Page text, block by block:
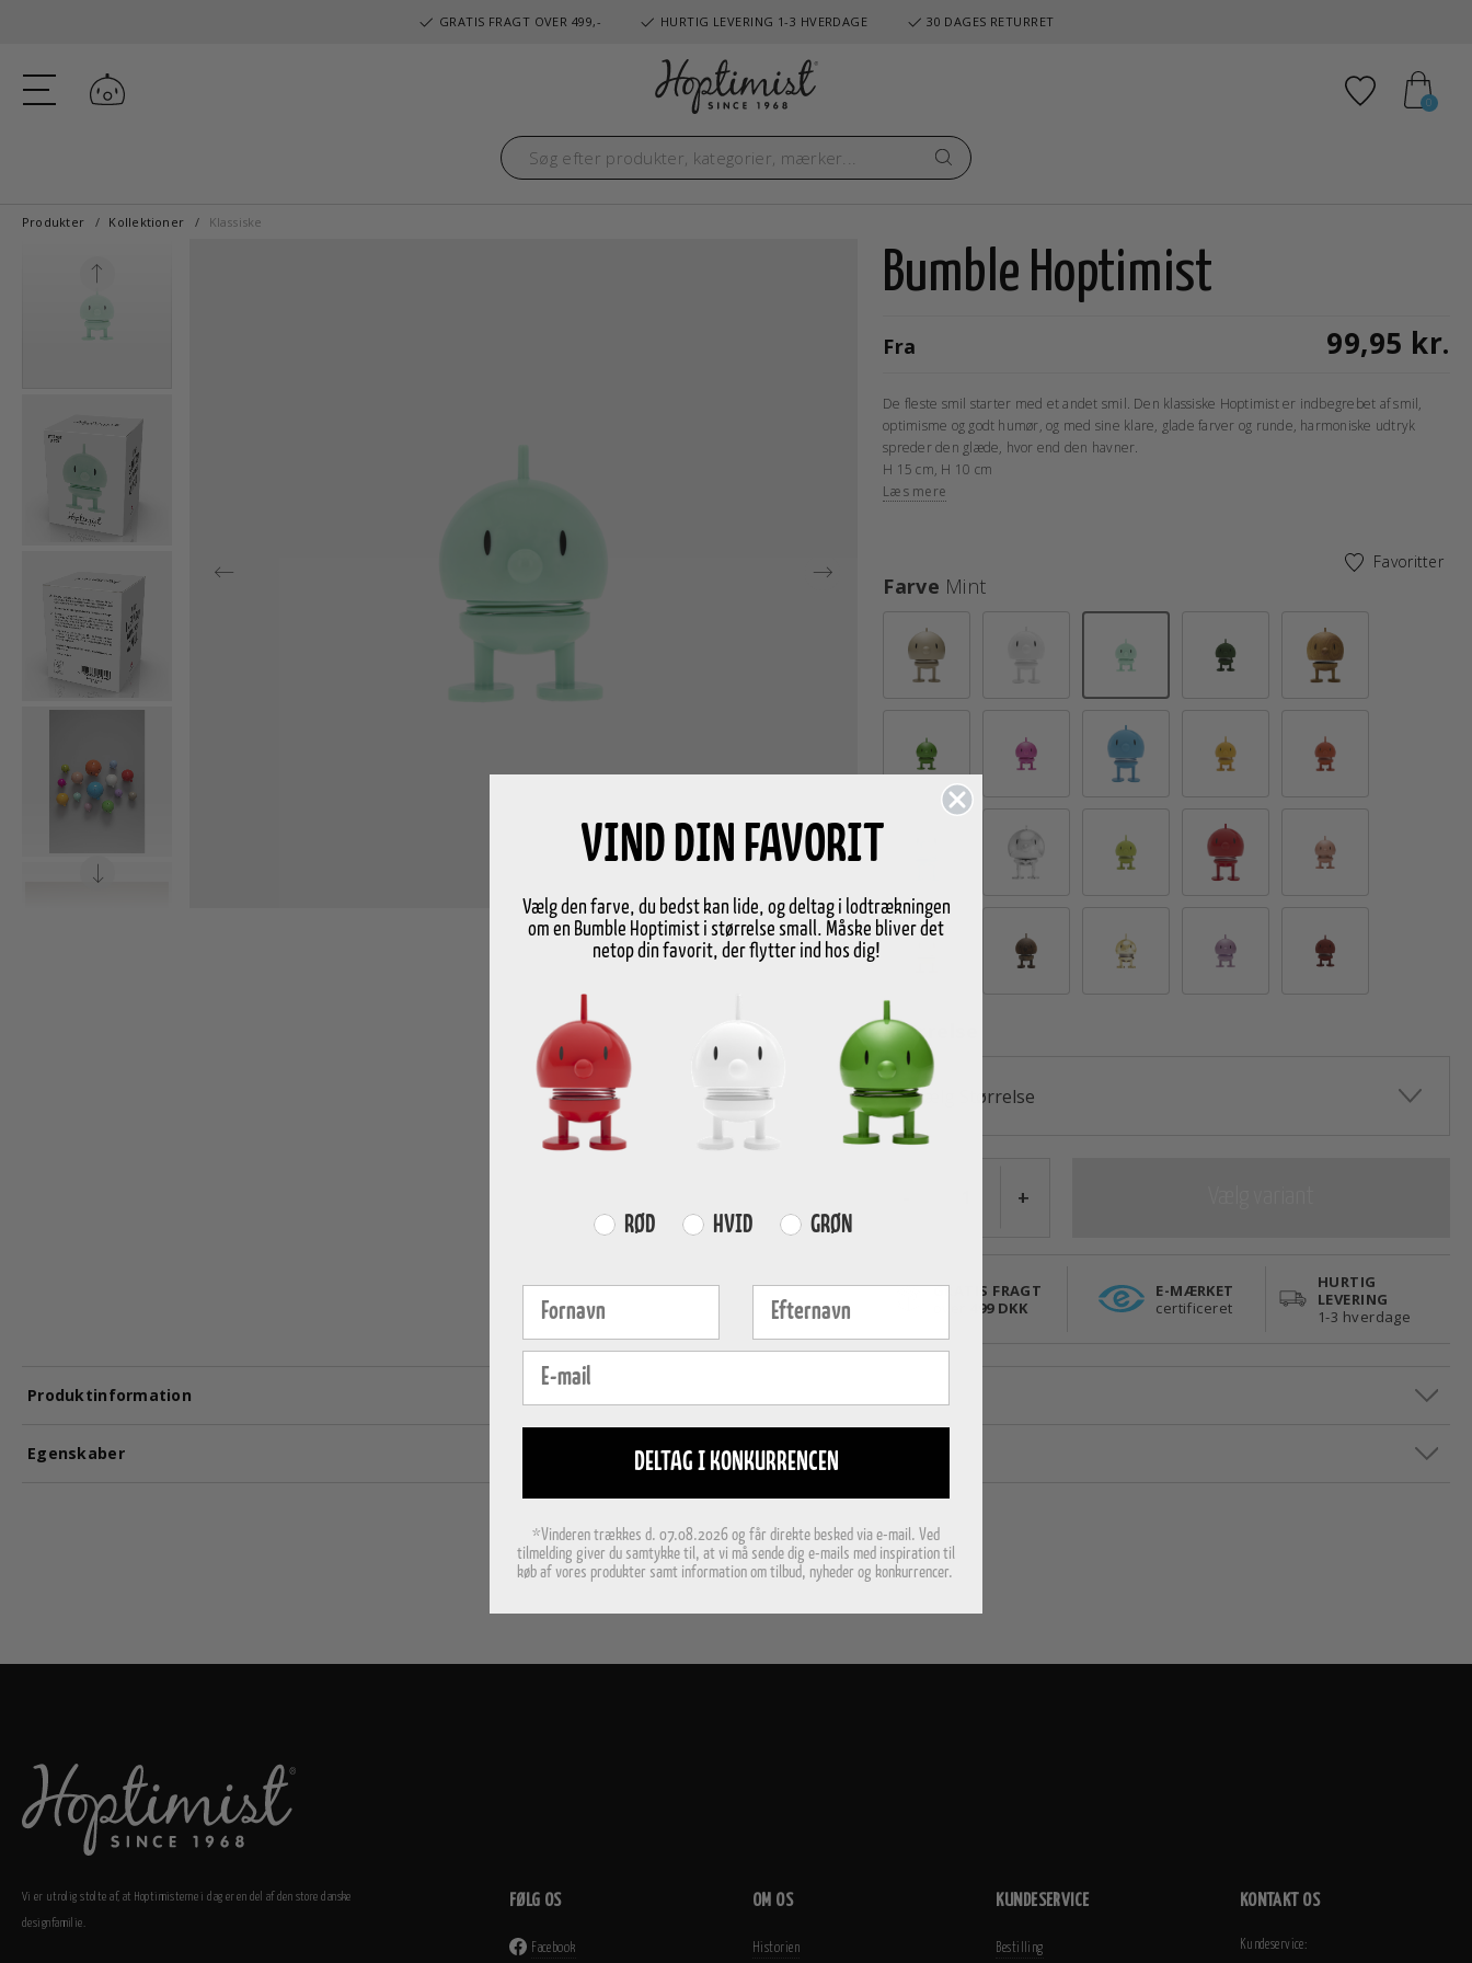
GRATIS FRAGT OVER 499,- HURTIG LEVERING 1-3 HVERDAGE 30 DAGES RETURRET
Log ind Tilføj til
0
Produkter Kollektioner Klassiske
Bumble Hoptimist
Fra 99,95 kr.
De fleste smil starter med et andet smil. Den klassiske Hoptimist er indbegrebet af smil,
optimisme og godt humør, og med sine klare, glade farver og runde, harmoniske udtryk
spreder den glæde, hvor end den havner.
H 15 cm, H 10 cm
Læs mere
Favoritter
Farve Mint
valgte
Størrelse
Vælg Størrelse
+
GRATIS FRAGT
499 DKK
E-MÆRKET
certificeret
HURTIG
LEVERING
1-3 hverdage
Egenskaber
Produktinformation
Vi er utrolig stolte af, at Hoptimisterne i dag er en del af den store danske
designfamilie.
FØLG OS
Facebook
OM OS
Historien
KUNDESERVICE
Bestilling
KONTAKT OS
Kundeservice:
VIND DIN FAVORIT
Vælg den farve, du bedst kan lide, og deltag i lodtrækningen
om en Bumble Hoptimist i størrelse small. Måske bliver det
netop din favorit, der flytter ind hos dig!
Farvevalg
RØD HVID GRØN
Fornavn Efternavn
E-mail
DELTAG I KONKURRENCEN
*Vinderen trækkes d. 07.08.2026 og får direkte besked via e-mail. Ved
tilmelding giver du samtykke til, at vi må sende dig e-mails med inspiration til
køb af vores produkter samt information om tilbud, nyheder og konkurrencer.